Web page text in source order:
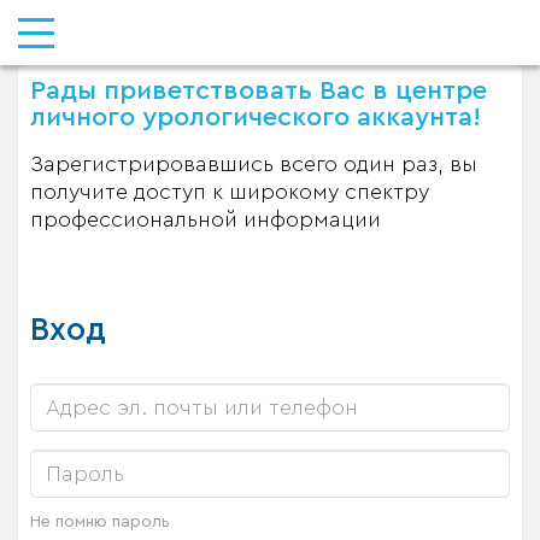
Рады приветствовать Вас в центре
личного урологического аккаунта!
Зарегистрировавшись всего один раз, вы
получите доступ к широкому спектру
профессиональной информации
Вход
Не помню пароль